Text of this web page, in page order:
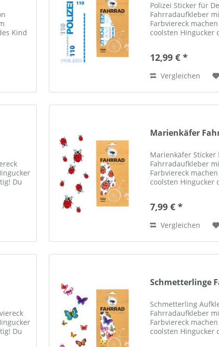
Kind
Polizei Sticker für
Fahrradaufkleber
Farbviereck
coolsten Hingucker
12,99 € *
Vergleichen
Du
Marienkäfer
Marienkäfer Sticker
Fahrradaufkleber
Farbviereck
coolsten Hingucker
7,99 € *
Vergleichen
Du
Schmetterlinge
Schmetterling
Fahrradaufkleber
Farbviereck
coolsten Hingucker